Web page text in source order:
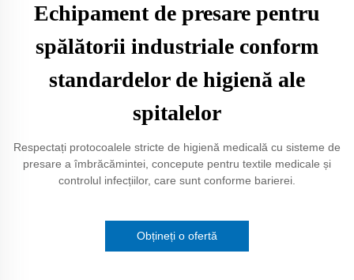
Echipament de presare pentru
spălătorii industriale conform
standardelor de higienă ale
spitalelor
Respectați protocoalele stricte de higienă medicală cu sisteme de
presare a îmbrăcămintei, concepute pentru textile medicale și
controlul infecțiilor, care sunt conforme barierei.
Obțineți o ofertă